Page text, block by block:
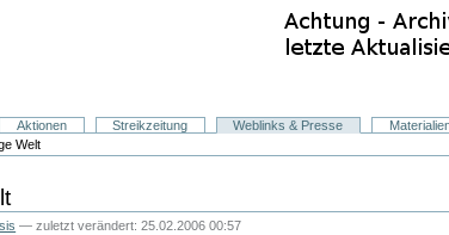
Aktionen Streikzeitung Weblinks & Presse
Welt
—zuletzt verändert: 25.02.2006 00:57